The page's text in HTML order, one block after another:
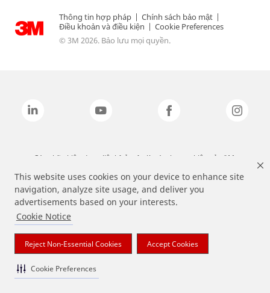
This website uses cookies on your device to enhance site
navigation, analyze site usage, and deliver you
advertisements based on your interests.
Cookie Notice
Reject Non-Essential Cookies Accept Cookies
Cookie Preferences
Thông tin hợp pháp | Chính sách bảo mật |
Điều khoản và điều kiện | Cookie Preferences
© 3M 2026. Bảo lưu mọi quyền.
Các nhãn hiệu được liệt kê ở trên là các thương hiệu của 3M.